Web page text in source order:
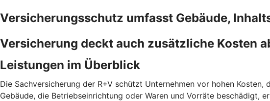
Versicherungsschutz umfasst Gebäude,
Versicherung deckt auch zusätzliche Kosten
Leistungen im Überblick
Die Sachversicherung der R+V schützt Unternehmen vor hohen
Gebäude, die Betriebseinrichtung oder Waren und Vorräte beschädigt,